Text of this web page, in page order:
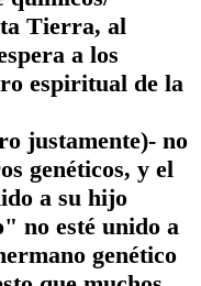
Tierra, al
a los
espiritual de la
justamente)- no
genéticos, y el
a su hijo
no esté unido a
genético